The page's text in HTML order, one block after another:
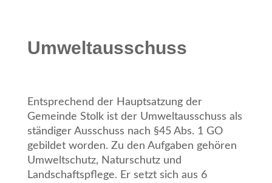
Umweltausschuss
Entsprechend der Hauptsatzung der
Gemeinde Stolk ist der Umweltausschuss als
ständiger Ausschuss nach §45 Abs. 1 GO
gebildet worden. Zu den Aufgaben gehören
Umweltschutz, Naturschutz und
Landschaftspflege. Er setzt sich aus 6